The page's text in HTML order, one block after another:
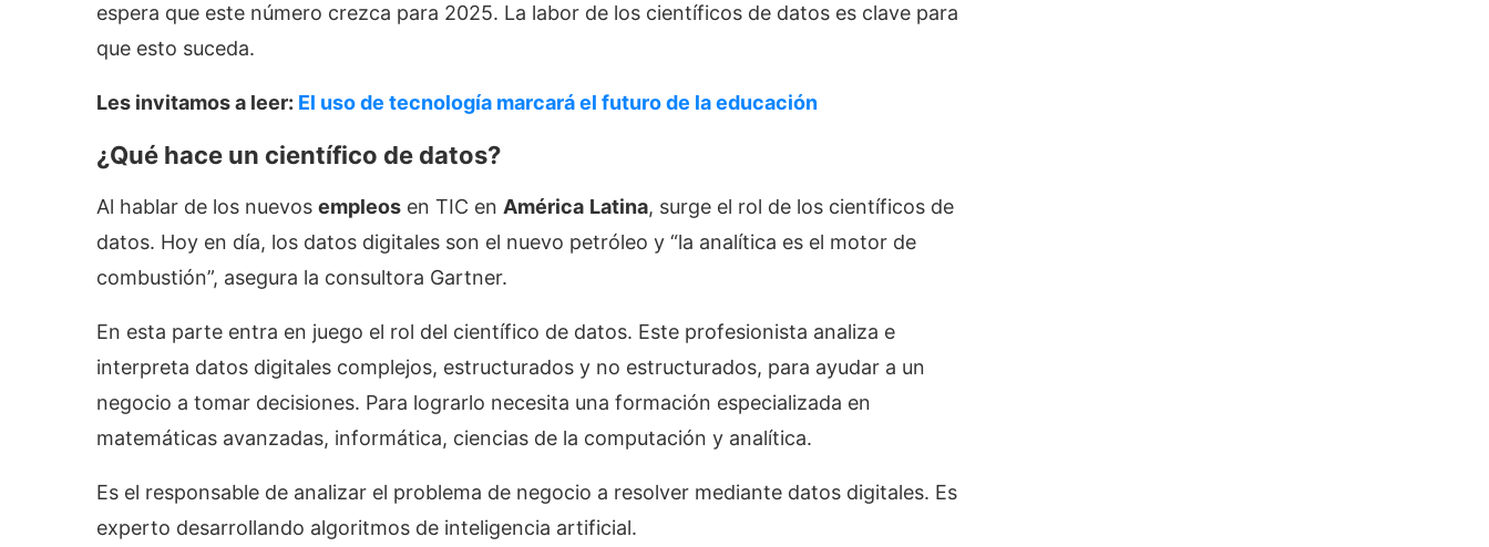
espera que este número crezca para 2025. La labor de los científicos de datos es clave para
que esto suceda.
Les invitamos a leer: El uso de tecnología marcará el futuro de la educación
¿Qué hace un científico de datos?
Al hablar de los nuevos empleos en TIC en América Latina, surge el rol de los científicos de
datos. Hoy en día, los datos digitales son el nuevo petróleo y “la analítica es el motor de
combustión”, asegura la consultora Gartner.
En esta parte entra en juego el rol del científico de datos. Este profesionista analiza e
interpreta datos digitales complejos, estructurados y no estructurados, para ayudar a un
negocio a tomar decisiones. Para lograrlo necesita una formación especializada en
matemáticas avanzadas, informática, ciencias de la computación y analítica.
Es el responsable de analizar el problema de negocio a resolver mediante datos digitales. Es
experto desarrollando algoritmos de inteligencia artificial.